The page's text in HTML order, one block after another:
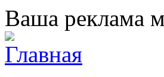
Перейти к основному содержанию
Ваша реклама